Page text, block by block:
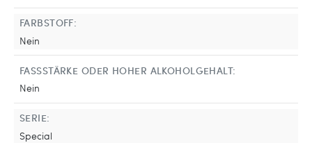
FARBSTOFF:
Nein
FASSSTÄRKE ODER HOHER ALKOHOLGEHALT:
Nein
SERIE:
Special